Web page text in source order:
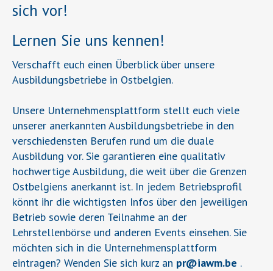
sich vor!
Lernen Sie uns kennen!
Verschafft euch einen Überblick über unsere
Ausbildungsbetriebe in Ostbelgien.
Unsere Unternehmensplattform stellt euch viele
unserer anerkannten Ausbildungsbetriebe in den
verschiedensten Berufen rund um die duale
Ausbildung vor. Sie garantieren eine qualitativ
hochwertige Ausbildung, die weit über die Grenzen
Ostbelgiens anerkannt ist. In jedem Betriebsprofil
könnt ihr die wichtigsten Infos über den jeweiligen
Betrieb sowie deren Teilnahme an der
Lehrstellenbörse und anderen Events einsehen. Sie
möchten sich in die Unternehmensplattform
eintragen? Wenden Sie sich kurz an pr@iawm.be .